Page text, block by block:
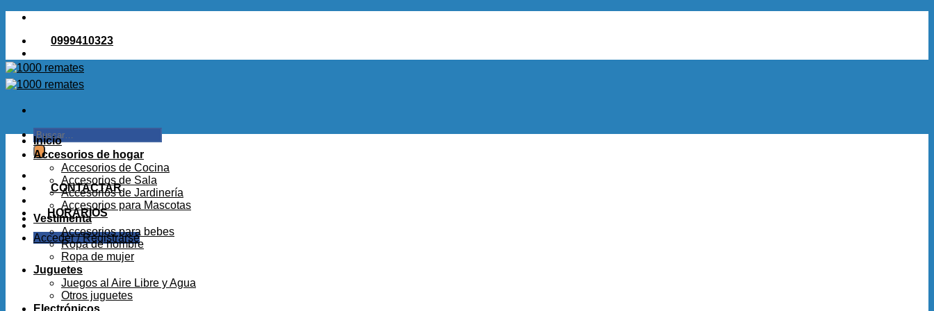
Saltar
contenido0999410323
Buscar
por:
CONTACTAR
HORARIOS
Acceder / Registrarse
Inicio
Accesorios de hogar
Accesorios de Cocina
Accesorios de Sala
Accesorios de Jardinería
Accesorios para Mascotas
Vestimenta
Accesorios para bebes
Ropa de hombre
Ropa de mujer
Juguetes
Juegos al Aire Libre y Agua
Otros juguetes
Electrónicos